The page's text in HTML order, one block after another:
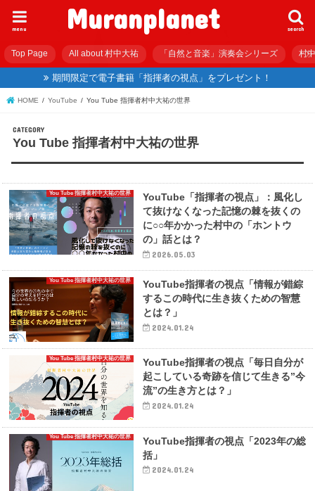
Muranplanet search
menu
Top Page All about 村中大祐 「自然と音楽」演奏会シリーズ 村
期間限定で電子書籍「指揮者の視点」をプレゼント！
HOME YouTube You Tube 指揮者村中大祐の世界
You Tube 指揮者村中大祐の世界
You Tube 指揮者村中大祐の世界
YouTube「指揮者の視点」：風化し
て抜けなくなった記憶の棘を抜くの
に○○年かかった村中の「ホントウ
の」話とは？
2026.05.03
You Tube 指揮者村中大祐の世界
YouTube指揮者の視点「情報が錯綜
するこの時代に生き抜くための智慧
とは？」
2024.01.24
You Tube 指揮者村中大祐の世界
YouTube指揮者の視点「毎日自分が
起こしている奇跡を信じて生きる”今
流”の生き方とは？」
2024.01.24
You Tube 指揮者村中大祐の世界
YouTube指揮者の視点「2023年の総
括」
2024.01.24